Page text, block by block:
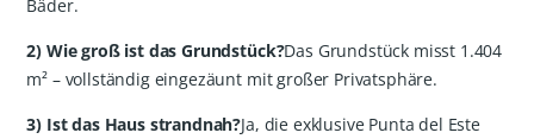
Bäder.
2) Wie groß ist das Grundstück?Das Grundstück misst 1.404
m² – vollständig eingezäunt mit großer Privatsphäre.
3) Ist das Haus strandnah?Ja, die exklusive Punta del Este